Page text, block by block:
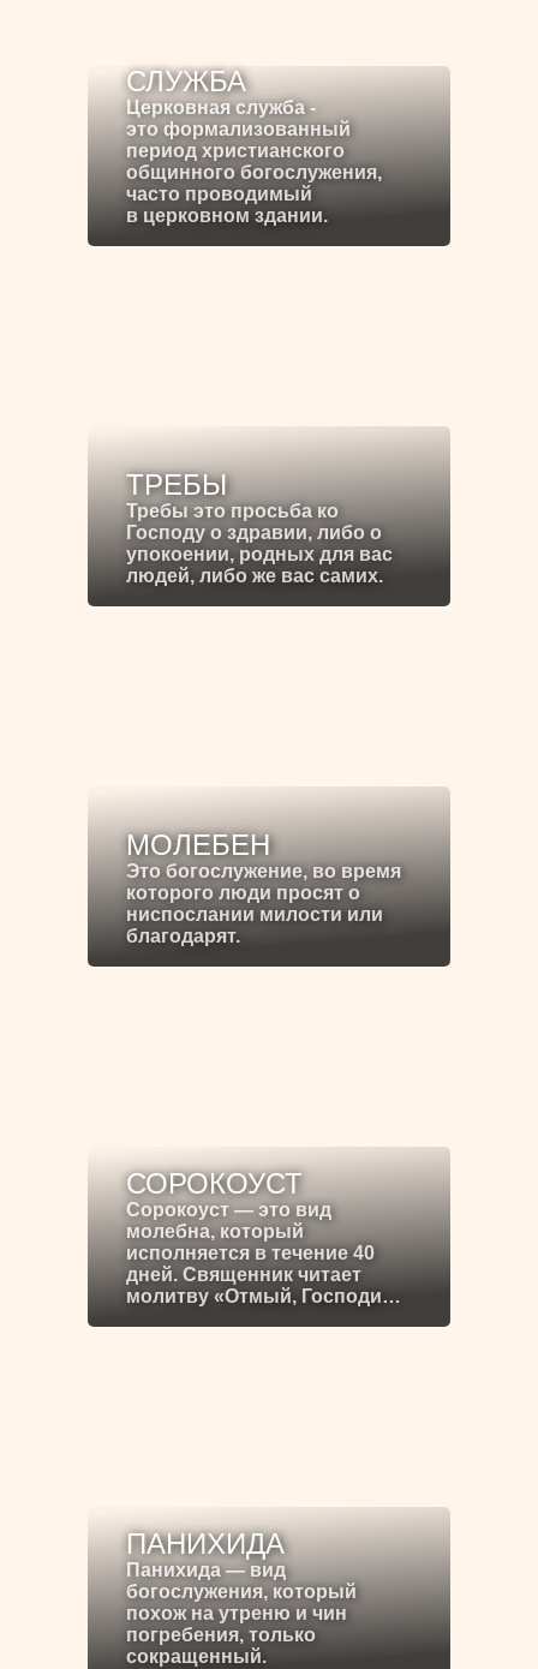
СЛУЖБА
Церковная служба -
это формализованный
период христианского
общинного богослужения,
часто проводимый
в церковном здании.
ТРЕБЫ
Требы это просьба ко
Господу о здравии, либо о
упокоении, родных для вас
людей, либо же вас самих.
МОЛЕБЕН
Это богослужение, во время
которого люди просят о
ниспослании милости или
благодарят.
СОРОКОУСТ
Сорокоуст — это вид
молебна, который
исполняется в течение 40
дней. Священник читает
молитву «Отмый, Господи…
ПАНИХИДА
Панихида — вид
богослужения, который
похож на утреню и чин
погребения, только
сокращенный.